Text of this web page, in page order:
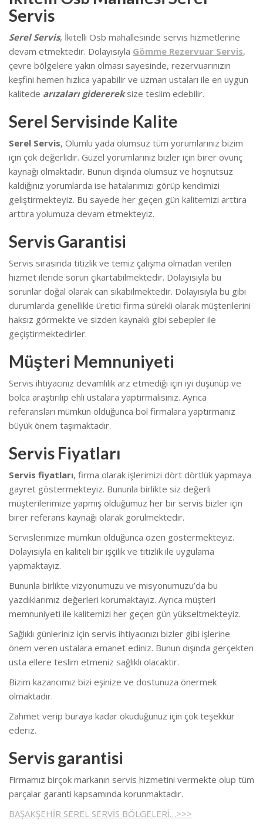
Servis
Serel Servis, İkitelli Osb mahallesinde servis hizmetlerine
devam etmektedir. Dolayısıyla Gömme Rezervuar Servis,
çevre bölgelere yakın olması sayesinde, rezervuarınızın
keşfini hemen hızlıca yapabilir ve uzman ustaları ile en uygun
kalitede arızaları giderereksize teslim edebilir.
Serel Servisinde Kalite
Serel Servis, Olumlu yada olumsuz tüm yorumlarınız bizim
için çok değerlidir. Güzel yorumlarınız bizler için birer övünç
kaynağı olmaktadır. Bunun dışında olumsuz ve hoşnutsuz
kaldığınız yorumlarda ise hatalarımızı görüp kendimizi
geliştirmekteyiz. Bu sayede her geçen gün kalitemizi arttıra
arttıra yolumuza devam etmekteyiz.
Servis Garantisi
Servis sırasında titizlik ve temiz çalışma olmadan verilen
hizmet ileride sorun çıkartabilmektedir. Dolayısıyla bu
sorunlar doğal olarak can sıkabilmektedir. Dolayısıyla bu gibi
durumlarda genellikle üretici firma sürekli olarak müşterilerini
haksız görmekte ve sizden kaynaklı gibi sebepler ile
geçiştirmektedirler.
Müşteri Memnuniyeti
Servis ihtiyacınız devamlılık arz etmediği için iyi düşünüp ve
bolca araştırılıp ehli ustalara yaptırmalısınız. Ayrıca
referansları mümkün olduğunca bol firmalara yaptırmanız
büyük önem taşımaktadır.
Servis Fiyatları
Servis fiyatları, firma olarak işlerimizi dört dörtlük yapmaya
gayret göstermekteyiz. Bununla birlikte siz değerli
müşterilerimize yapmış olduğumuz her bir servis bizler için
birer referans kaynağı olarak görülmektedir.
Servislerimize mümkün olduğunca özen göstermekteyiz.
Dolayısıyla en kaliteli bir işçilik ve titizlik ile uygulama
yapmaktayız.
Bununla birlikte vizyonumuzu ve misyonumuzu’da bu
yazdıklarımız değerleri korumaktayız. Ayrıca müşteri
memnuniyeti ile kalitemizi her geçen gün yükseltmekteyiz.
Sağlıklı günleriniz için servis ihtiyacınızı bizler gibi işlerine
önem veren ustalara emanet ediniz. Bunun dışında gerçekten
usta ellere teslim etmeniz sağlıklı olacaktır.
Bizim kazancımız bizi eşinize ve dostunuza önermek
olmaktadır.
Zahmet verip buraya kadar okuduğunuz için çok teşekkür
ederiz.
Servis garantisi
Firmamız birçok markanın servis hizmetini vermekte olup tüm
parçalar garanti kapsamında korunmaktadır.
BAŞAKŞEHİR SEREL SERVİS BÖLGELERİ…>>>